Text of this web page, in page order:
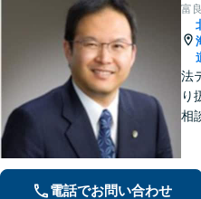
富
法
り
相
電話でお問い合わせ